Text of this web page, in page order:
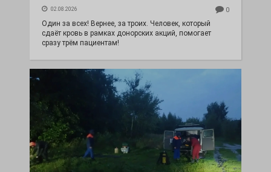
02.08.2026 0
Один за всех! Вернее, за троих. Человек, который
сдаёт кровь в рамках донорских акций, помогает
сразу трём пациентам!